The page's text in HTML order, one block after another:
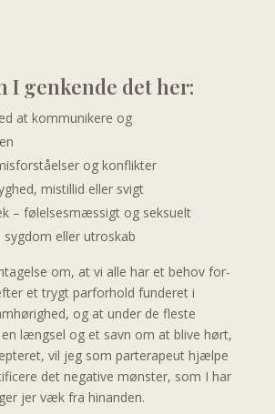
I genkende det her:
at kommunikere og
og konflikter
mistillid eller svigt
– følelsesmæssigt og seksuelt
sygdom eller utroskab
om, at vi alle har et behov for-
et trygt parforhold funderet i
og at under de fleste
længsel og et savn om at blive hørt,
vil jeg som parterapeut hjælpe
det negative mønster, som I har
jer væk fra hinanden.